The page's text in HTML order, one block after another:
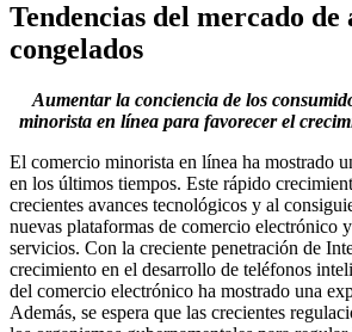
Tendencias del mercado de
congelados
Aumentar la conciencia de los
minorista en línea para favorecer el
El comercio minorista en línea ha mostrado
en los últimos tiempos. Este rápido
crecientes avances tecnológicos y al
nuevas plataformas de comercio electrónico
servicios. Con la creciente penetración de
crecimiento en el desarrollo de teléfonos
del comercio electrónico ha mostrado una
Además, se espera que las crecientes